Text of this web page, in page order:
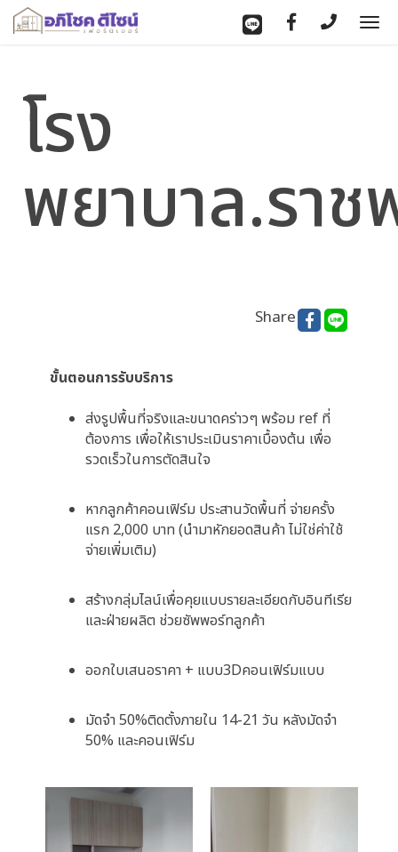
โรง
พยาบาล.รา
Share
ขั้นตอนการรับบริการ
ส่งรูปพื้นที่จริงและขนาดคร่าวๆ พร้อม ref ที่
ต้องการ เพื่อให้เราประเมินราคาเบื้องต้น เพื่อ
รวดเร็วในการตัดสินใจ
หากลูกค้าคอนเฟิร์ม ประสานวัดพื้นที่ จ่ายครั้ง
แรก 2,000 บาท (นำมาหักยอดสินค้า ไม่ใช่ค่าใช้
จ่ายเพิ่มเติม)
สร้างกลุ่มไลน์เพื่อคุยแบบรายละเอียดกับอินทีเรีย
และฝ่ายผลิต ช่วยซัพพอร์ทลูกค้า
ออกใบเสนอราคา + แบบ3Dคอนเฟิร์มแบบ
มัดจำ 50%ติดตั้งภายใน 14-21 วัน หลังมัดจำ
50% และคอนเฟิร์ม